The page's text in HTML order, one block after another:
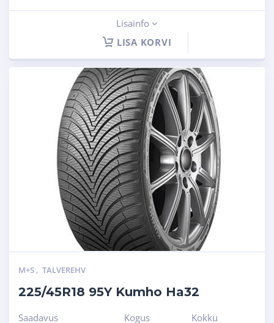
Lisainfo
LISA KORVI
M+S , TALVEREHV
225/45R18 95Y Kumho Ha32
Saadavus Kogus Kokku